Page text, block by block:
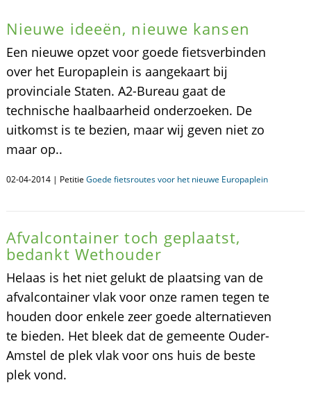
Nieuwe ideeën, nieuwe kansen
Een nieuwe opzet voor goede fietsverbinden
over het Europaplein is aangekaart bij
provinciale Staten. A2-Bureau gaat de
technische haalbaarheid onderzoeken. De
uitkomst is te bezien, maar wij geven niet zo
maar op..
02-04-2014 | Petitie Goede fietsroutes voor het nieuwe Europaplein
Afvalcontainer toch geplaatst,
bedankt Wethouder
Helaas is het niet gelukt de plaatsing van de
afvalcontainer vlak voor onze ramen tegen te
houden door enkele zeer goede alternatieven
te bieden. Het bleek dat de gemeente Ouder-
Amstel de plek vlak voor ons huis de beste
plek vond.